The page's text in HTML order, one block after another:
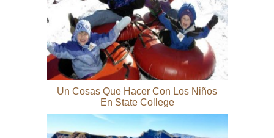
Un Cosas Que Hacer Con Los Niños
En State College